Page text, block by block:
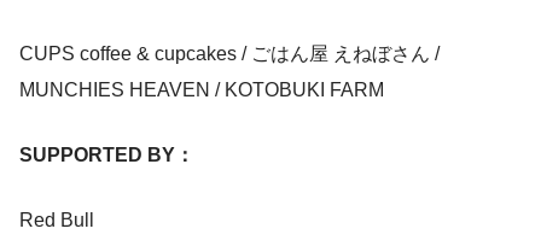
CUPS coffee & cupcakes / ごはん屋 えねぼさん /
MUNCHIES HEAVEN / KOTOBUKI FARM
SUPPORTED BY：
Red Bull